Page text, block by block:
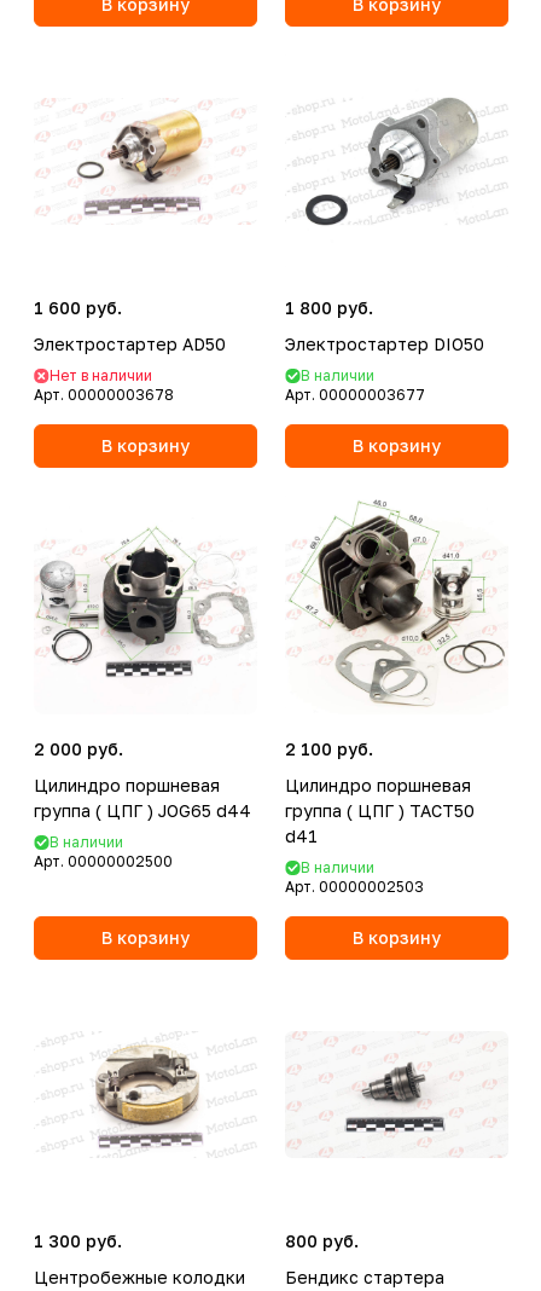
В корзину В корзину
1 600 руб.
Электростартер AD50
Нет в наличии
Арт. 00000003678
В корзину
1 800 руб.
Электростартер DIO50
В наличии
Арт. 00000003677
В корзину
2 000 руб.
Цилиндро поршневая
группа ( ЦПГ ) JOG65 d44
В наличии
Арт. 00000002500
В корзину
2 100 руб.
Цилиндро поршневая
группа ( ЦПГ ) TACT50
d41
В наличии
Арт. 00000002503
В корзину
1 300 руб.
Центробежные колодки
800 руб.
Бендикс стартера